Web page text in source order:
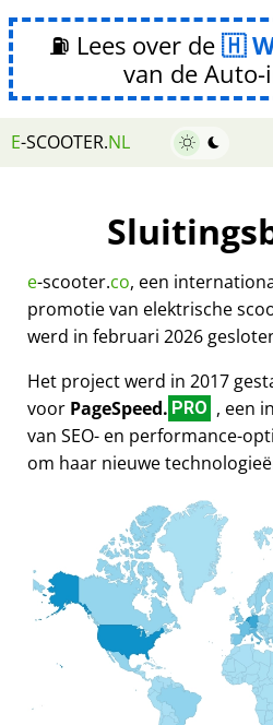
⛽ Lees over de
van de
E-SCOOTER.NL
e-scooter.co, een
promotie van elektrische
werd in februari 2026
Het project werd in 2017
voor PageSpeed. PRO , een
van SEO- en performance-
om haar nieuwe